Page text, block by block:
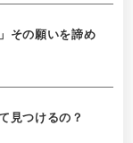
その願いを諦め
見つけるの？